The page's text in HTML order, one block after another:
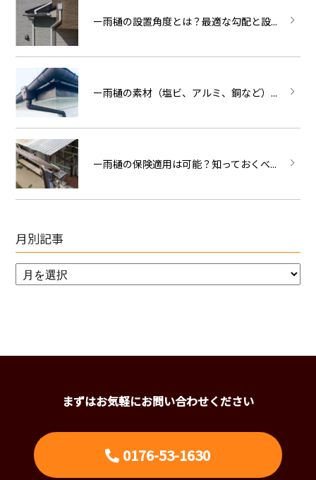
ー雨樋の設置角度とは？最適な勾配と設...
ー雨樋の素材（塩ビ、アルミ、銅など）...
ー雨樋の保険適用は可能？知っておくべ...
月別記事
まずはお気軽にお問い合わせください
0176-53-1630